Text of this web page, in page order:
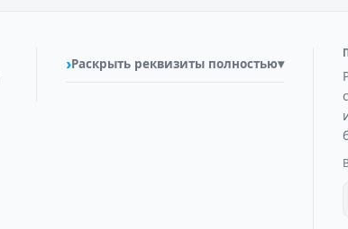
Раскрыть реквизиты полностью▾